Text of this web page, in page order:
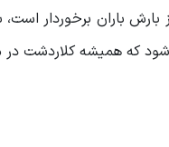
باران برخوردار است،
همیشه کلاردشت در